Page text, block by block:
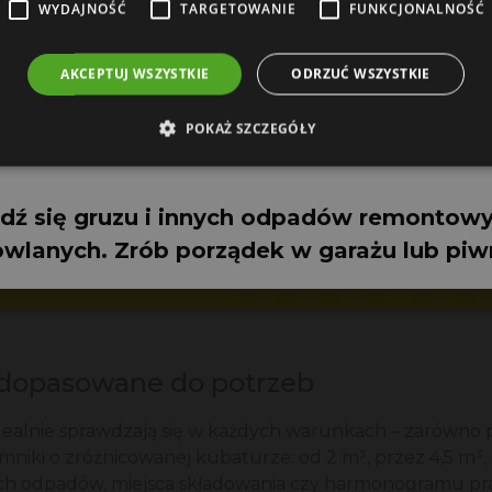
na odpady
WYDAJNOŚĆ TARGETOWANIE FUNKCJONALNOŚĆ
AKCEPTUJ WSZYSTKIE ODRZUĆ WSZYSTKIE
POKAŻ SZCZEGÓŁY
się gruzu i innych odpadów
Zrób porządek w garażu lub